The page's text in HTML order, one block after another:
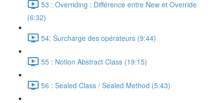
53 : Overriding : Différence entre New et Override
(6:32)
54: Surcharge des opérateurs (9:44)
55 : Notion Abstract Class (19:15)
56 : Sealed Class / Sealed Method (5:43)